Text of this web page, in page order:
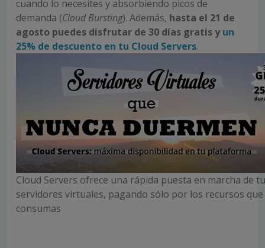
cuando lo necesites y absorbiendo picos de
demanda (Cloud Bursting). Además, hasta el 21 de
agosto puedes disfrutar de 30 días gratis yun
25% de descuento en tu Cloud Servers.
Cloud Servers ofrece una rápida puesta en marcha de
servidores virtuales, pagando sólo por los recursos que
consumas